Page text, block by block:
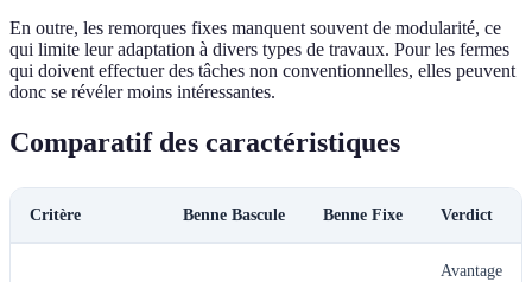
En outre, les remorques fixes manquent souvent de modularité, ce
qui limite leur adaptation à divers types de travaux. Pour les fermes
qui doivent effectuer des tâches non conventionnelles, elles peuvent
donc se révéler moins intéressantes.
Comparatif des caractéristiques
Critère Benne Bascule Benne Fixe Verdict
Avantage